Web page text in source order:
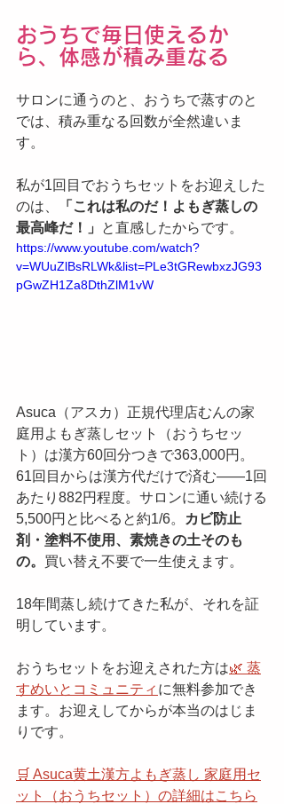
おうちで毎日使えるか
ら、体感が積み重なる
サロンに通うのと、おうちで蒸すのと
では、積み重なる回数が全然違いま
す。
私が1回目でおうちセットをお迎えした
のは、
「これは私のだ！よもぎ蒸しの
最高峰だ！」
と直感したからです。
https://www.youtube.com/watch?
v=WUuZlBsRLWk&list=PLe3tGRewbxzJG93
pGwZH1Za8DthZlM1vW
Asuca（アスカ）正規代理店むんの家
庭用よもぎ蒸しセット（おうちセッ
ト）は漢方60回分つきで363,000円。
61回目からは漢方代だけで済む——1回
あたり882円程度。サロンに通い続ける
5,500円と比べると約1/6。
カビ防止
剤・塗料不使用、素焼きの土そのも
の。 買い替え不要で一生使えます。
18年間蒸し続けてきた私が、それを証
明しています。
おうちセットをお迎えされた方は🌿 蒸
すめいとコミュニティ に無料参加でき
ます。お迎えしてからが本当のはじま
りです。
🛒 Asuca黄土漢方よもぎ蒸し 家庭用セ
ット（おうちセット）の詳細はこちら